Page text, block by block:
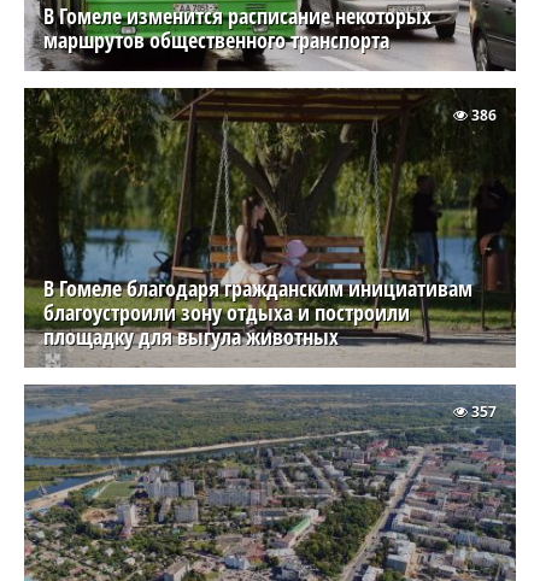
В Гомеле изменится расписание некоторых
маршрутов общественного транспорта
В Гомеле благодаря гражданским инициативам
благоустроили зону отдыха и построили
площадку для выгула животных
386
357